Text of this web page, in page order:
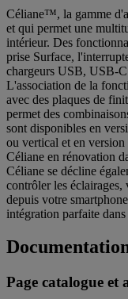
Céliane™, la gamme
et qui permet une
intérieur. Des
prise Surface,
chargeurs USB, USB-
L'association de la
avec des plaques de
permet des
sont disponibles en
ou vertical et en
Céliane en rénovation
Céliane se décline
contrôler les éclairages,
depuis votre
intégration parfaite
Page catalogue et